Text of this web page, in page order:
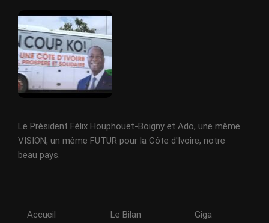
Le Président Félix Houphouët-Boigny et Ado, une même
VISION, un même FUTUR pour la Côte d'Ivoire, notre
beau pays.
Accueil
Le Bilan
Giga